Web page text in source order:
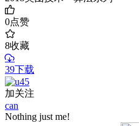
0点赞
8收藏
39下载
加关注
can
Nothing just me!